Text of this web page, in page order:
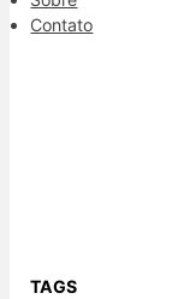
Contato
TAGS